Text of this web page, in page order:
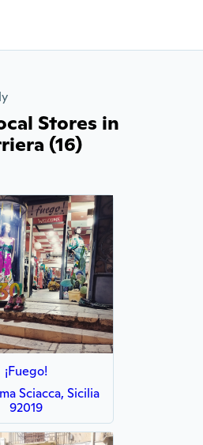
Stores in
(16)
¡Fuego!
Sciacca, Sicilia
92019